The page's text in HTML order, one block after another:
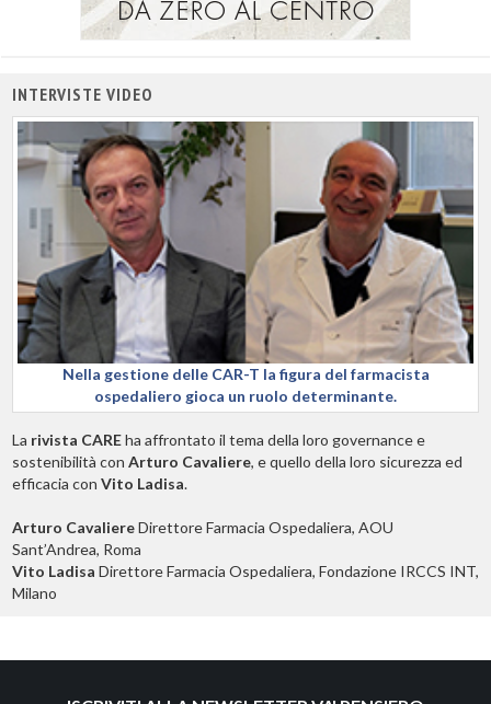
INTERVISTE VIDEO
Nella gestione delle CAR-T la figura del farmacista
ospedaliero gioca un ruolo determinante.
La rivista CAREha affrontato il tema della loro governance e
sostenibilità con Arturo Cavaliere, e quello della loro sicurezza ed
efficacia con Vito Ladisa.
Arturo CavaliereDirettore Farmacia Ospedaliera, AOU
Sant’Andrea, Roma
Vito Ladisa Direttore Farmacia Ospedaliera, Fondazione IRCCS INT,
Milano